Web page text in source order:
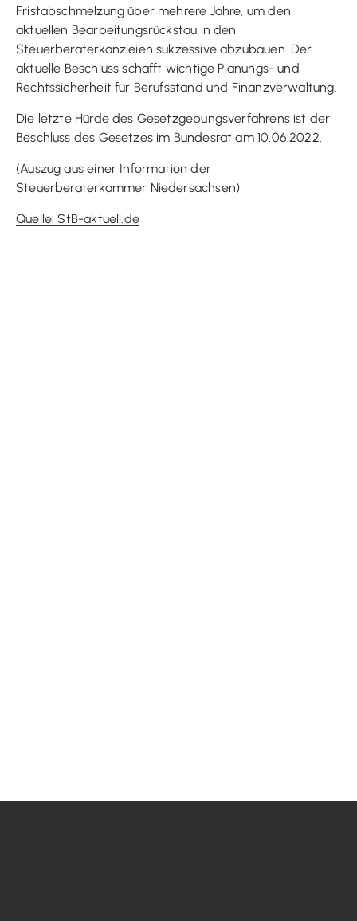
Fristabschmelzung über mehrere Jahre, um den
aktuellen Bearbeitungsrückstau in den
Steuerberaterkanzleien sukzessive abzubauen. Der
aktuelle Beschluss schafft wichtige Planungs- und
Rechtssicherheit für Berufsstand und Finanzverwaltung.
Die letzte Hürde des Gesetzgebungsverfahrens ist der
Beschluss des Gesetzes im Bundesrat am 10.06.2022.
(Auszug aus einer Information der
Steuerberaterkammer Niedersachsen)
Quelle: StB-aktuell.de